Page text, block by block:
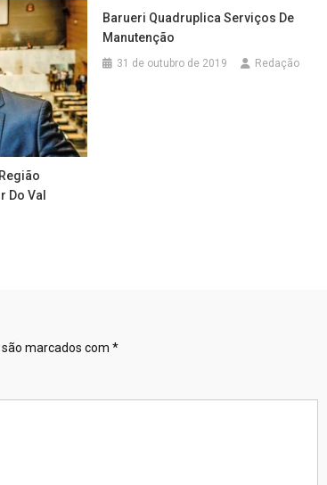
Do Val
Barueri Quadruplica Serviços De
Manutenção
31 de outubro de 2019 Redação
marcados com *